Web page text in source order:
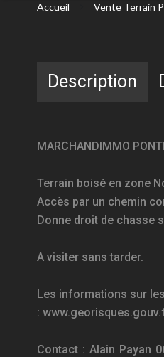
Accueil Vente Terrain
Description
MARCHANDIMMO
Terrain boisé en zone
Accès par un chemin
Donne droit de chasse
A visiter sans tarder.
Les informations sur
:
Contact : Alain Payan